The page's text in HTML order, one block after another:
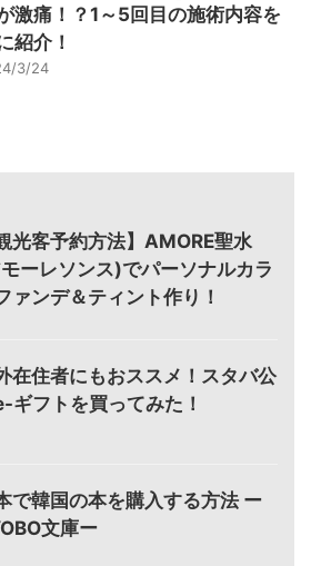
激痛！？1～5回目の施術内容を
紹介！
3/24
光客予約方法】AMORE聖水
ーレソンス)でパーソナルカラ
ァンデ＆ティント作り！
在住者にもおススメ！スタバ公
ギフトを買ってみた！
で韓国の本を購入する方法 ー
文庫ー